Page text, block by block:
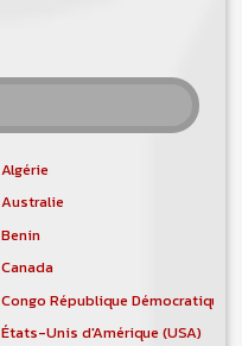
Algérie
Australie
Benin
Canada
Congo République Démocratique
États-Unis d'Amérique (USA)